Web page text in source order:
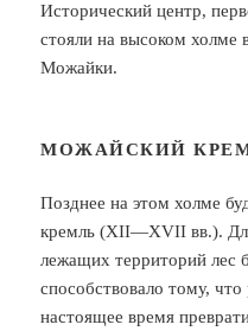
Исторический центр,
стояли на высоком холме
Можайки.
МОЖАЙСКИЙ
Позднее на этом холме
кремль (XII—XVII вв.).
лежащих территорий лес
способствовало тому,
настоящее время